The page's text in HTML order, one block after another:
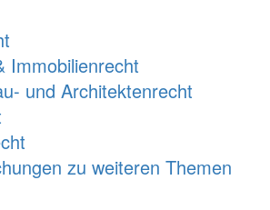
Immobilienrecht
und Architektenrecht
zu weiteren Themen